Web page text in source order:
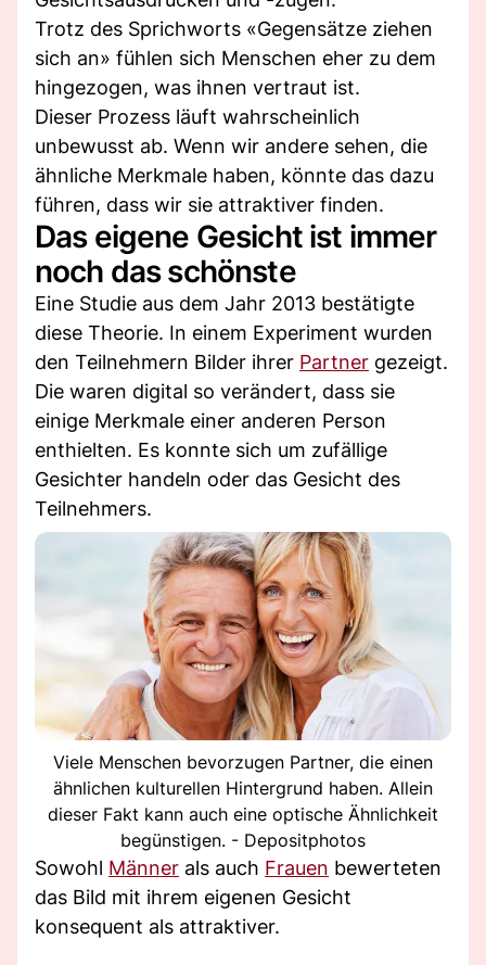
Trotz des Sprichworts «Gegensätze ziehen
sich an» fühlen sich Menschen eher zu dem
hingezogen, was ihnen vertraut ist.
Dieser Prozess läuft wahrscheinlich
unbewusst ab. Wenn wir andere sehen, die
ähnliche Merkmale haben, könnte das dazu
führen, dass wir sie attraktiver finden.
Das eigene Gesicht ist immer
noch das schönste
Eine Studie aus dem Jahr 2013 bestätigte
diese Theorie. In einem Experiment wurden
den Teilnehmern Bilder ihrer Partner gezeigt.
Die waren digital so verändert, dass sie
einige Merkmale einer anderen Person
enthielten. Es konnte sich um zufällige
Gesichter handeln oder das Gesicht des
Teilnehmers.
Viele Menschen bevorzugen Partner, die einen
ähnlichen kulturellen Hintergrund haben. Allein
dieser Fakt kann auch eine optische Ähnlichkeit
begünstigen. - Depositphotos
Sowohl Männer als auch Frauen bewerteten
das Bild mit ihrem eigenen Gesicht
konsequent als attraktiver.